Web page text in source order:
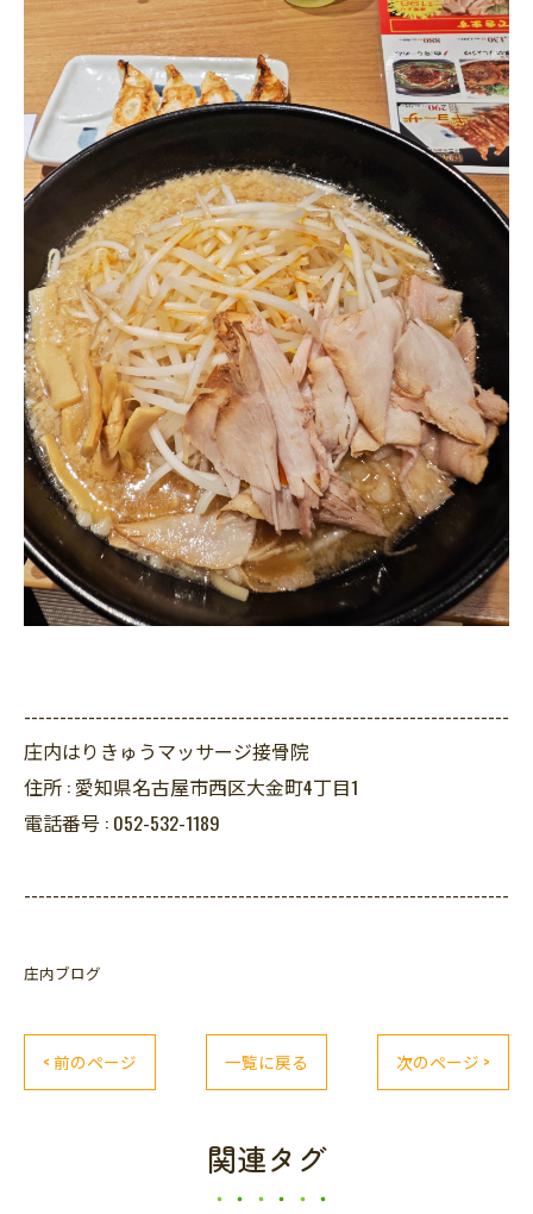
--------------------------------------------------------------------
庄内はりきゅうマッサージ接骨院
住所 : 愛知県名古屋市西区大金町4丁目1
電話番号 : 052-532-1189
--------------------------------------------------------------------
庄内ブログ
< 前のページ 一覧に戻る 次のページ >
関連タグ